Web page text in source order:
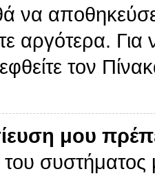
να
αργότερα.
τον
μου
του συστήματος